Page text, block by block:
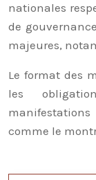
nationales
de
majeures,
Le format des
les
manifestations
comme le